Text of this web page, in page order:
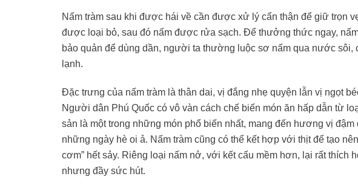
Nấm tràm sau khi được hái về cần được xử lý cẩn thận để giữ trọn
được loại bỏ, sau đó nấm được rửa sạch. Để thưởng thức ngay,
bảo quản để dùng dần, người ta thường luộc sơ nấm qua nước sôi,
lạnh.
Đặc trưng của nấm tràm là thân dai, vị đắng nhẹ quyện lẫn vị ngọt
Người dân Phú Quốc có vô vàn cách chế biến món ăn hấp dẫn từ
sản là một trong những món phổ biến nhất, mang đến hương vị
những ngày hè oi ả. Nấm tràm cũng có thể kết hợp với thịt để tạo
cơm” hết sảy. Riêng loại nấm nở, với kết cấu mềm hơn, lại rất thích
nhưng đầy sức hút.